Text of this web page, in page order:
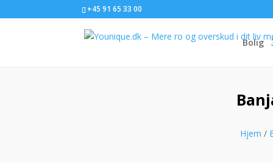
+45 91 65 33 00
Bolig
Hjem /